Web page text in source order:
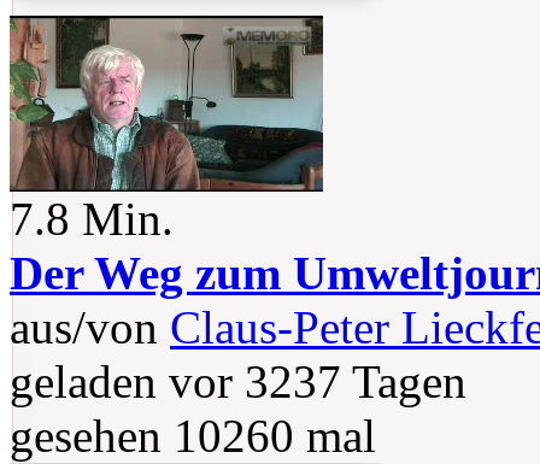
7.8 Min.
Der Weg zum
aus/von Claus-Peter
geladen vor 3237 Tagen
gesehen 10260 mal